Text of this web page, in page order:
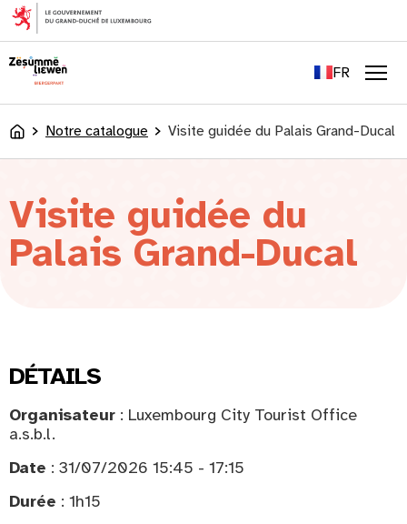
principal
FR
LU
AccueilNotre catalogue Visite guidée du Palais Grand-Ducal
Visite guidée du
Palais Grand-Ducal
DÉTAILS
Organisateur : Luxembourg City Tourist Office
a.s.b.l.
Date : 31/07/2026 15:45 - 17:15
Durée : 1h15